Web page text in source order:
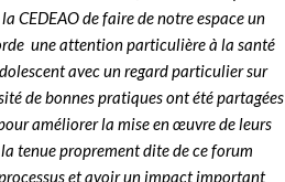
CEDEAO de faire de notre espace un
une attention particulière à la santé
avec un regard particulier sur
de bonnes pratiques ont été partagées
améliorer la mise en œuvre de leurs
tenue proprement dite de ce forum
et avoir un impact important